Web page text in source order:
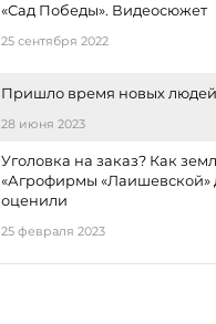
«Сад Победы». Видеосюжет
25 сентября 2022
Пришло время новых людей
28 июня 2023
Уголовка на заказ? Как
«Агрофирмы «Лаишевской»
оценили
25 февраля 2023